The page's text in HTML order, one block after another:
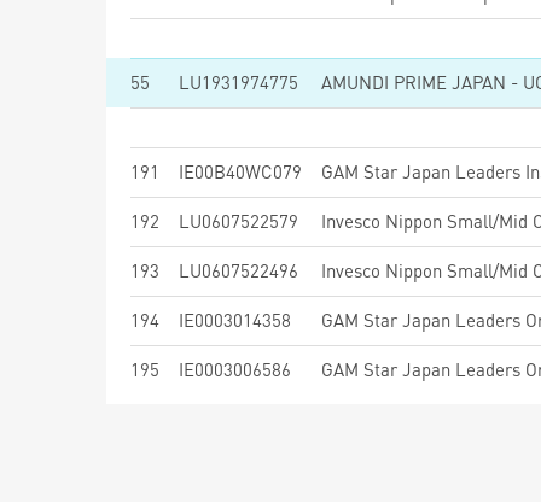
55 LU1931974775 AMUNDI PRIME JAPAN -
191 IE00B40WC079 GAM Star Japan Leaders
192 LU0607522579
193 LU0607522496
194 IE0003014358 GAM Star Japan Leaders
195 IE0003006586 GAM Star Japan Leaders